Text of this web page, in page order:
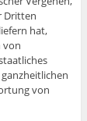
Dritten
hat,
von
von